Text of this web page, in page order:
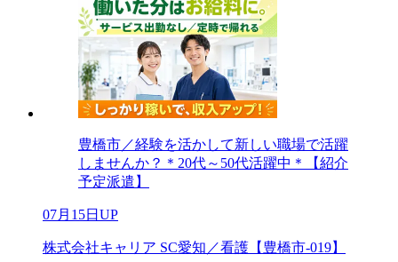
豊橋市／経験を活かして新しい職場で活躍
しませんか？＊20代～50代活躍中＊【紹介
予定派遣】
07月15日UP
株式会社キャリア SC愛知／看護【豊橋市-019】